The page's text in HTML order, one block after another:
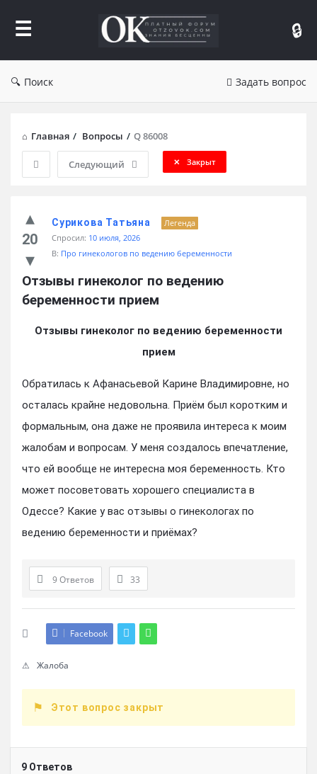
Отзывы
Поиск Задать вопрос
Главная / Вопросы / Q 86008
Следующий Закрыт
20
Сурикова Татьяна
Легенда
Спросил: 10 июля, 2026
В: Про гинекологов по ведению беременности
Отзывы гинеколог по ведению
беременности прием
Отзывы гинеколог по ведению беременности
прием
Обратилась к Афанасьевой Карине Владимировне, но
осталась крайне недовольна. Приём был коротким и
формальным, она даже не проявила интереса к моим
жалобам и вопросам. У меня создалось впечатление,
что ей вообще не интересна моя беременность. Кто
может посоветовать хорошего специалиста в
Одессе? Какие у вас отзывы о гинекологах по
ведению беременности и приёмах?
9 Ответов 33
Facebook
Жалоба
Этот вопрос закрыт
9 Ответов